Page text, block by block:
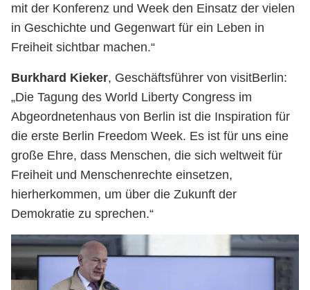
mit der Konferenz und Week den Einsatz der vielen
in Geschichte und Gegenwart für ein Leben in
Freiheit sichtbar machen.“
Burkhard Kieker, Geschäftsführer von visitBerlin:
„Die Tagung des World Liberty Congress im
Abgeordnetenhaus von Berlin ist die Inspiration für
die erste Berlin Freedom Week. Es ist für uns eine
große Ehre, dass Menschen, die sich weltweit für
Freiheit und Menschenrechte einsetzen,
hierherkommen, um über die Zukunft der
Demokratie zu sprechen.“